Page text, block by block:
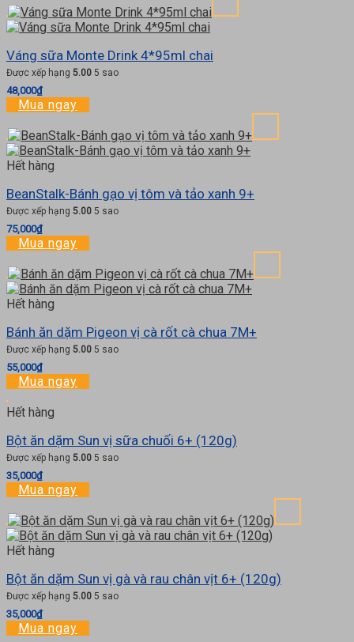
Váng sữa Monte Drink 4*95ml chai
Được xếp hạng 5.00 5 sao
48,000₫
Mua ngay
Hết hàng
BeanStalk-Bánh gạo vị tôm và tảo xanh 9+
Được xếp hạng 5.00 5 sao
75,000₫
Mua ngay
Hết hàng
Bánh ăn dặm Pigeon vị cà rốt cà chua 7M+
Được xếp hạng 5.00 5 sao
55,000₫
Mua ngay
Hết hàng
Bột ăn dặm Sun vị sữa chuối 6+ (120g)
Được xếp hạng 5.00 5 sao
35,000₫
Mua ngay
Hết hàng
Bột ăn dặm Sun vị gà và rau chân vịt 6+ (120g)
Được xếp hạng 5.00 5 sao
35,000₫
Mua ngay